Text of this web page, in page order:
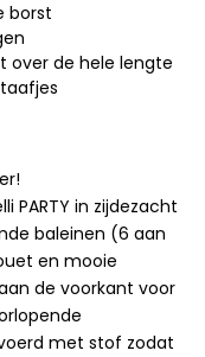
borst
over de hele lengte
PARTY in zijdezacht
baleinen (6 aan
en mooie
de voorkant voor
met stof zodat